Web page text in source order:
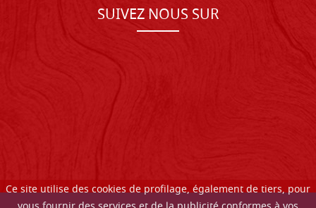
Ce site utilise des cookies de profilage, également de tiers, pour
SUIVEZ NOUS SUR